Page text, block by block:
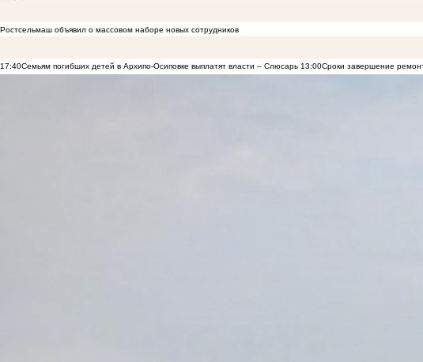
Ростсельмаш объявил о массовом наборе новых сотрудников
17:40Семьям погибших детей в Архипо-Осиповке выплатят власти – Слюсарь 13:00Сроки завершение